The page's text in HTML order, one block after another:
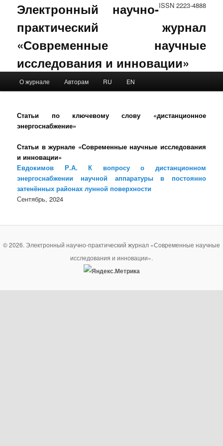
ISSN 2223-4888
Электронный научно-
практический журнал
«Современные научные
исследования и инновации»
Skip to primary content
Skip to secondary content
О журнале Авторам RU EN
Статьи по ключевому слову «дистанционное
энергоснабжение»
Статьи в журнале «Современные научные исследования
и инновации»
Евдокимов Р.А. К вопросу о дистанционном
энергоснабжении научной аппаратуры в постоянно
затенённых районах лунной поверхности
Сентябрь, 2024
© 2026. Электронный научно-практический журнал «Современные научные
исследования и инновации».